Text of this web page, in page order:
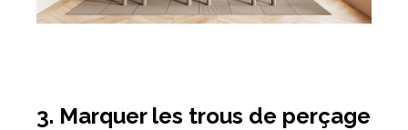
3. Marquer les trous de perçage